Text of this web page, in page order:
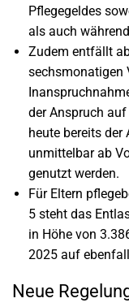
Pflegegeldes
als auch
Zudem entfällt
sechsmonatigen
der Anspruch
heute bereits
unmittelbar ab
genutzt werden.
Für Eltern
5 steht das
in Höhe von
2025 auf
Neue